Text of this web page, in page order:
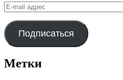
E-
mail
адрес
Подписаться
Метки